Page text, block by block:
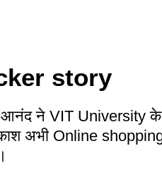
story
आनंद ने VIT University
अभी Online